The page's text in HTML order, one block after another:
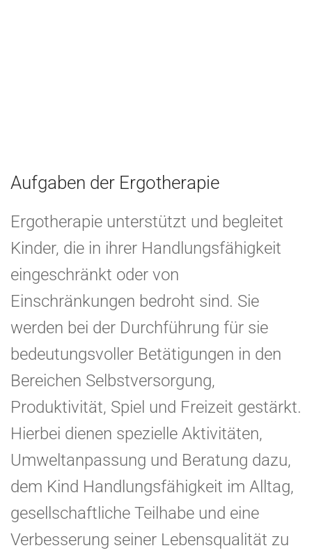
Aufgaben der Ergotherapie
Ergotherapie unterstützt und begleitet
Kinder, die in ihrer Handlungsfähigkeit
eingeschränkt oder von
Einschränkungen bedroht sind. Sie
werden bei der Durchführung für sie
bedeutungsvoller Betätigungen in den
Bereichen Selbstversorgung,
Produktivität, Spiel und Freizeit gestärkt.
Hierbei dienen spezielle Aktivitäten,
Umweltanpassung und Beratung dazu,
dem Kind Handlungsfähigkeit im Alltag,
gesellschaftliche Teilhabe und eine
Verbesserung seiner Lebensqualität zu